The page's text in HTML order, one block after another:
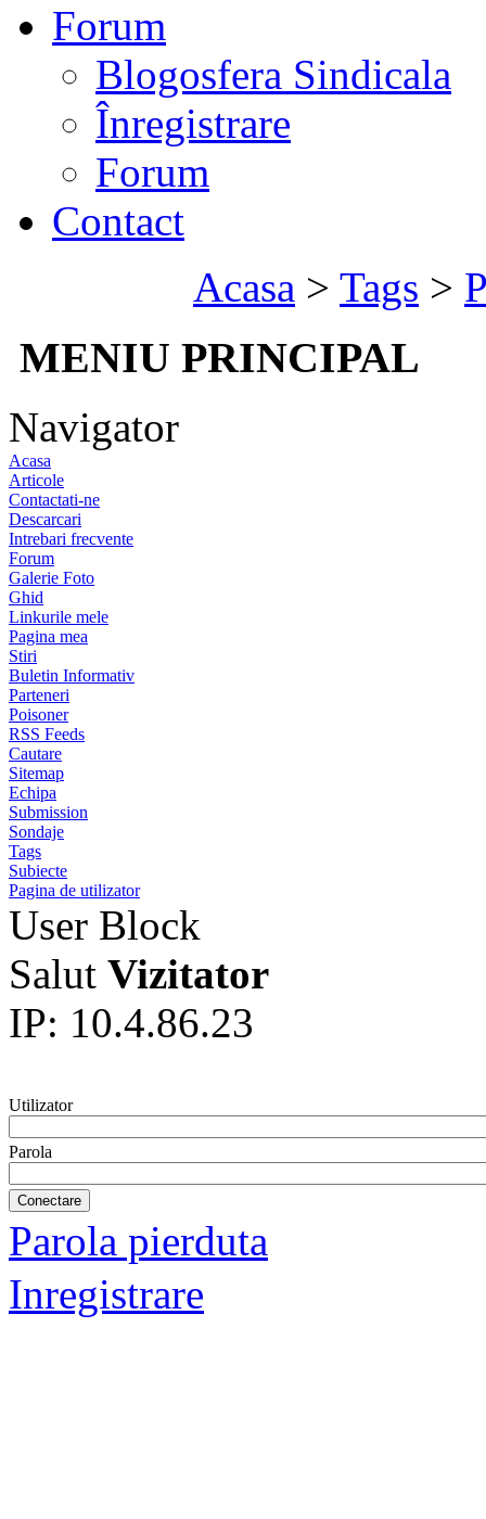
Forum
Blogosfera Sindicala
Înregistrare
Forum
Contact
Acasa > Tags >
MENIU PRINCIPAL
Navigator
Acasa
Articole
Contactati-ne
Descarcari
Intrebari frecvente
Forum
Galerie Foto
Ghid
Linkurile mele
Pagina mea
Stiri
Buletin Informativ
Parteneri
Poisoner
RSS Feeds
Cautare
Sitemap
Echipa
Submission
Sondaje
Tags
Subiecte
Pagina de utilizator
User Block
Salut Vizitator
IP: 10.4.86.23
Utilizator
Parola
Parola pierduta
Inregistrare